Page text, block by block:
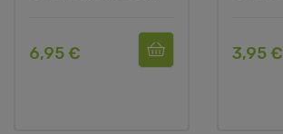
6,95 € 3,95 €